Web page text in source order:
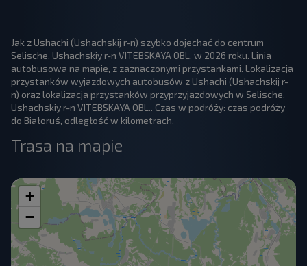
Jak z Ushachi (Ushachskij r-n) szybko dojechać do centrum
Selische, Ushachskiy r-n VITEBSKAYA OBL. w 2026 roku. Linia
autobusowa na mapie, z zaznaczonymi przystankami. Lokalizacja
przystanków wyjazdowych autobusów z Ushachi (Ushachskij r-
n) oraz lokalizacja przystanków przyprzyjazdowych w Selische,
Ushachskiy r-n VITEBSKAYA OBL.. Czas w podróży: czas podróży
do Białoruś, odległość w kilometrach.
Trasa na mapie
+
−